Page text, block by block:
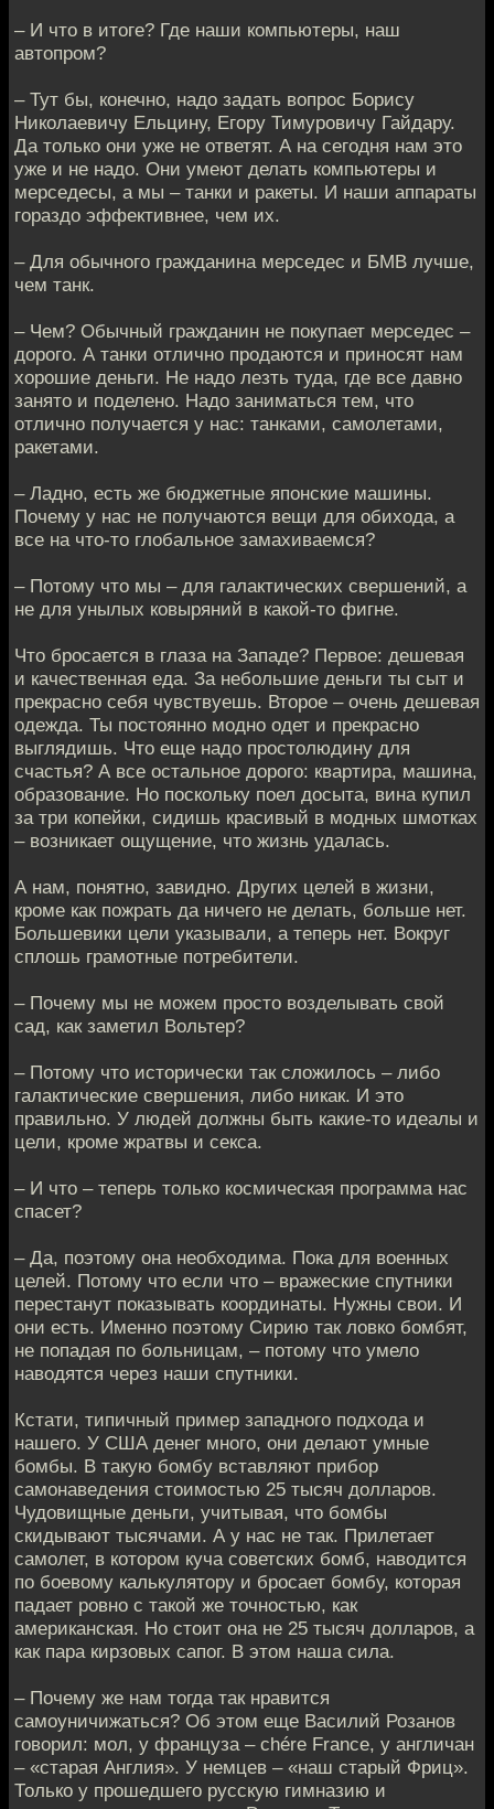
– И что в итоге? Где наши компьютеры, наш
автопром?
– Тут бы, конечно, надо задать вопрос Борису
Николаевичу Ельцину, Егору Тимуровичу Гайдару.
Да только они уже не ответят. А на сегодня нам это
уже и не надо. Они умеют делать компьютеры и
мерседесы, а мы – танки и ракеты. И наши аппараты
гораздо эффективнее, чем их.
– Для обычного гражданина мерседес и БМВ лучше,
чем танк.
– Чем? Обычный гражданин не покупает мерседес –
дорого. А танки отлично продаются и приносят нам
хорошие деньги. Не надо лезть туда, где все давно
занято и поделено. Надо заниматься тем, что
отлично получается у нас: танками, самолетами,
ракетами.
– Ладно, есть же бюджетные японские машины.
Почему у нас не получаются вещи для обихода, а
все на что-то глобальное замахиваемся?
– Потому что мы – для галактических свершений, а
не для унылых ковыряний в какой-то фигне.
Что бросается в глаза на Западе? Первое: дешевая
и качественная еда. За небольшие деньги ты сыт и
прекрасно себя чувствуешь. Второе – очень дешевая
одежда. Ты постоянно модно одет и прекрасно
выглядишь. Что еще надо простолюдину для
счастья? А все остальное дорого: квартира, машина,
образование. Но поскольку поел досыта, вина купил
за три копейки, сидишь красивый в модных шмотках
– возникает ощущение, что жизнь удалась.
А нам, понятно, завидно. Других целей в жизни,
кроме как пожрать да ничего не делать, больше нет.
Большевики цели указывали, а теперь нет. Вокруг
сплошь грамотные потребители.
– Почему мы не можем просто возделывать свой
сад, как заметил Вольтер?
– Потому что исторически так сложилось – либо
галактические свершения, либо никак. И это
правильно. У людей должны быть какие-то идеалы и
цели, кроме жратвы и секса.
– И что – теперь только космическая программа нас
спасет?
– Да, поэтому она необходима. Пока для военных
целей. Потому что если что – вражеские спутники
перестанут показывать координаты. Нужны свои. И
они есть. Именно поэтому Сирию так ловко бомбят,
не попадая по больницам, – потому что умело
наводятся через наши спутники.
Кстати, типичный пример западного подхода и
нашего. У США денег много, они делают умные
бомбы. В такую бомбу вставляют прибор
самонаведения стоимостью 25 тысяч долларов.
Чудовищные деньги, учитывая, что бомбы
скидывают тысячами. А у нас не так. Прилетает
самолет, в котором куча советских бомб, наводится
по боевому калькулятору и бросает бомбу, которая
падает ровно с такой же точностью, как
американская. Но стоит она не 25 тысяч долларов, а
как пара кирзовых сапог. В этом наша сила.
– Почему же нам тогда так нравится
самоуничижаться? Об этом еще Василий Розанов
говорил: мол, у француза – chére France, у англичан
– «старая Англия». У немцев – «наш старый Фриц».
Только у прошедшего русскую гимназию и